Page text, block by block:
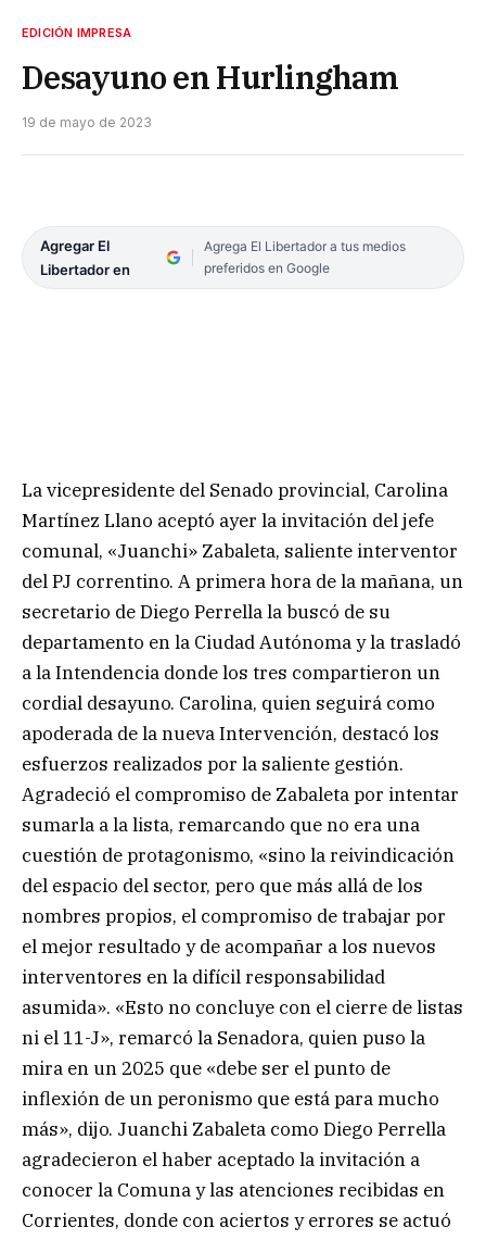
EDICIÓN IMPRESA
Desayuno en Hurlingham
19 de mayo de 2023
Agregar El
Libertador en
Agrega El Libertador a tus medios
preferidos en Google
La vicepresidente del Senado provincial, Carolina
Martínez Llano aceptó ayer la invitación del jefe
comunal, «Juanchi» Zabaleta, saliente interventor
del PJ correntino. A primera hora de la mañana, un
secretario de Diego Perrella la buscó de su
departamento en la Ciudad Autónoma y la trasladó
a la Intendencia donde los tres compartieron un
cordial desayuno. Carolina, quien seguirá como
apoderada de la nueva Intervención, destacó los
esfuerzos realizados por la saliente gestión.
Agradeció el compromiso de Zabaleta por intentar
sumarla a la lista, remarcando que no era una
cuestión de protagonismo, «sino la reivindicación
del espacio del sector, pero que más allá de los
nombres propios, el compromiso de trabajar por
el mejor resultado y de acompañar a los nuevos
interventores en la difícil responsabilidad
asumida». «Esto no concluye con el cierre de listas
ni el 11-J», remarcó la Senadora, quien puso la
mira en un 2025 que «debe ser el punto de
inflexión de un peronismo que está para mucho
más», dijo. Juanchi Zabaleta como Diego Perrella
agradecieron el haber aceptado la invitación a
conocer la Comuna y las atenciones recibidas en
Corrientes, donde con aciertos y errores se actuó